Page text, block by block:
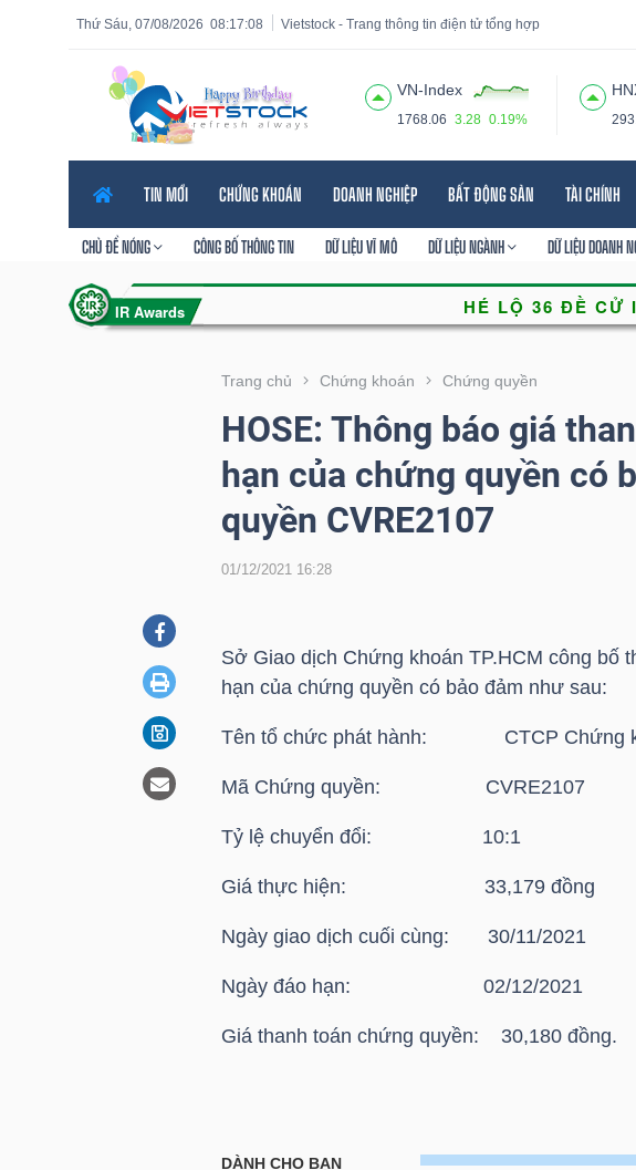
08:17:09
Thứ Sáu, 07/08/2026 Vietstock - Trang thông tin điện tử tổng hợp
VN-Index
1768.06 3.28 0.19%
TIN MỚI CHỨNG KHOÁN DOANH NGHIỆP BẤT ĐỘNG SẢN TÀI CHÍNH
CHỦ ĐỀ NÓNG CÔNG BỐ THÔNG TIN DỮ LIỆU VĨ MÔ DỮ LIỆU NGÀNH DỮ LIỆU DOANH
Trang chủ Chứng khoán Chứng quyền
HOSE: Thông báo giá
hạn của chứng quyền có
quyền CVRE2107
01/12/2021 16:28
Sở Giao dịch Chứng khoán TP.HCM công bố
hạn của chứng quyền có bảo đảm như sau:
Tên tổ chức phát hành: CTCP Chứng
Mã Chứng quyền: CVRE2107
Tỷ lệ chuyển đổi: 10:1
Giá thực hiện: 33,179 đồng
Ngày giao dịch cuối cùng: 30/11/2021
Ngày đáo hạn: 02/12/2021
Giá thanh toán chứng quyền: 30,180 đồng.
HOSE: Thông báo giá thanh toán vào ngày
Tính năng
năng
VIETSTOCK